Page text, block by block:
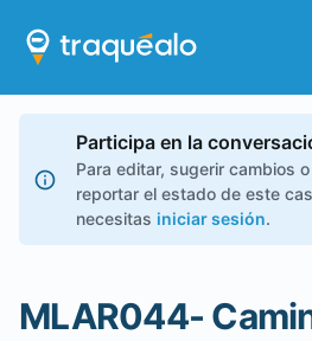
Participa en la
Para editar, sugerir cambios o
reportar el estado de este
necesitas iniciar sesión.
MLAR044-